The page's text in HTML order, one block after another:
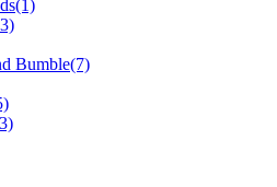
(1)
Bumble(7)